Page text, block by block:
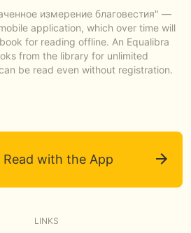
измерение благовестия" —
application, which over time will
for reading offline. An Equalibra
from the library for unlimited
be read even without registration.
Read with the App
LINKS